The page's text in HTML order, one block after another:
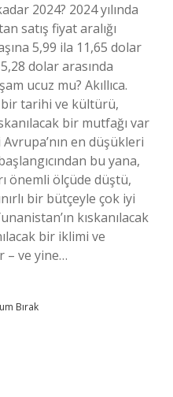
2024? 2024 yılında
satış fiyat aralığı
5,99 ila 11,65 dolar
dolar arasında
ucuz mu? Akıllıca.
bir tarihi ve kültürü,
bir mutfağı var
en düşükleri
bu yana,
önemli ölçüde düştü,
bir bütçeyle çok iyi
kıskanılacak
bir iklimi ve
– ve yine…
Bırak